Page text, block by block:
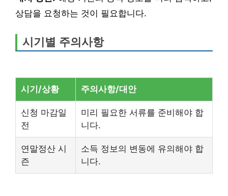
상담을 요청하는 것이 필요합니다.
시기별 주의사항
시기/상황 주의사항/대안
신청 마감일
전
미리 필요한 서류를 준비해야 합
니다.
연말정산 시
즌
소득 정보의 변동에 유의해야 합
니다.